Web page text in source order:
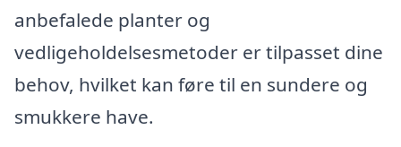
anbefalede planter og
vedligeholdelsesmetoder er tilpasset dine
behov, hvilket kan føre til en sundere og
smukkere have.